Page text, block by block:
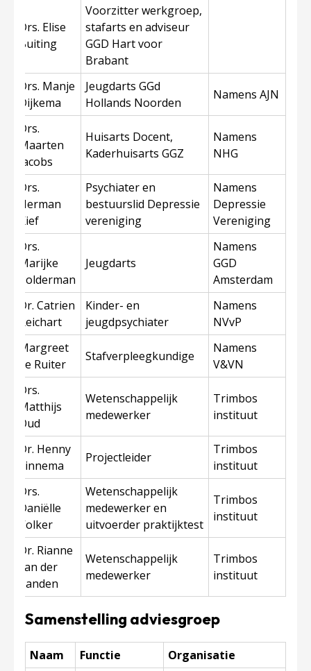
Drs. Elise
Buiting
Voorzitter werkgroep,
stafarts en adviseur
GGD Hart voor
Brabant
Drs. Manje
Dijkema
Jeugdarts GGd
Hollands Noorden
Namens AJN
Drs.
Maarten
Jacobs
Huisarts Docent,
Kaderhuisarts GGZ
Namens
NHG
Drs.
Herman
Kief
Psychiater en
bestuurslid Depressie
vereniging
Namens
Depressie
Vereniging
Drs.
Marijke
Polderman
Jeugdarts
Namens
GGD
Amsterdam
Dr. Catrien
Reichart
Kinder- en
jeugdpsychiater
Namens
NVvP
Margreet
de Ruiter
Stafverpleegkundige
Namens
V&VN
Drs.
Matthijs
Oud
Wetenschappelijk
medewerker
Trimbos
instituut
Dr. Henny
Sinnema
Projectleider
Trimbos
instituut
Drs.
Daniëlle
Volker
Wetenschappelijk
medewerker en
uitvoerder praktijktest
Trimbos
instituut
Dr. Rianne
van der
Zanden
Wetenschappelijk
medewerker
Trimbos
instituut
Samenstelling adviesgroep
Naam Functie
Organisatie